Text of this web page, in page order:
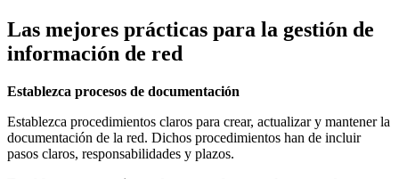
Las mejores prácticas para la gestión de
información de red
Establezca procesos de documentación
Establezca procedimientos claros para crear, actualizar y mantener la
documentación de la red. Dichos procedimientos han de incluir
pasos claros, responsabilidades y plazos.